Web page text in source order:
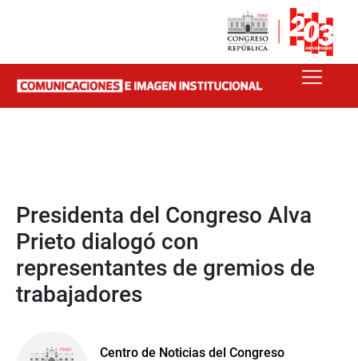
Presidenta del Congreso Alva
Prieto dialogó con
representantes de gremios de
trabajadores
Centro de Noticias del Congreso